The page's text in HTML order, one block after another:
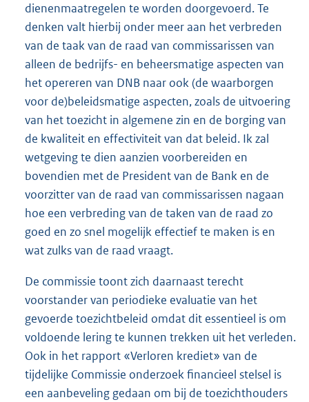
dienenmaatregelen te worden doorgevoerd. Te
denken valt hierbij onder meer aan het verbreden
van de taak van de raad van commissarissen van
alleen de bedrijfs- en beheersmatige aspecten van
het opereren van DNB naar ook (de waarborgen
voor de)beleidsmatige aspecten, zoals de uitvoering
van het toezicht in algemene zin en de borging van
de kwaliteit en effectiviteit van dat beleid. Ik zal
wetgeving te dien aanzien voorbereiden en
bovendien met de President van de Bank en de
voorzitter van de raad van commissarissen nagaan
hoe een verbreding van de taken van de raad zo
goed en zo snel mogelijk effectief te maken is en
wat zulks van de raad vraagt.
De commissie toont zich daarnaast terecht
voorstander van periodieke evaluatie van het
gevoerde toezichtbeleid omdat dit essentieel is om
voldoende lering te kunnen trekken uit het verleden.
Ook in het rapport «Verloren krediet» van de
tijdelijke Commissie onderzoek financieel stelsel is
een aanbeveling gedaan om bij de toezichthouders